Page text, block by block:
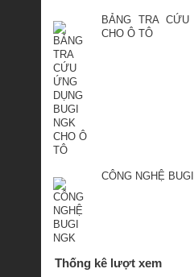
BẢNG TRA
CHO Ô TÔ
CÔNG NGHỆ
Thống kê lượt xem